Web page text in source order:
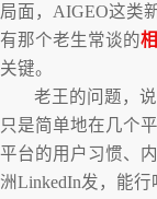
局面，AIGEO这类
有那个老生常谈的
关键。
老王的问题，
只是简单地在几个
平台的用户习惯、
洲LinkedIn发，能